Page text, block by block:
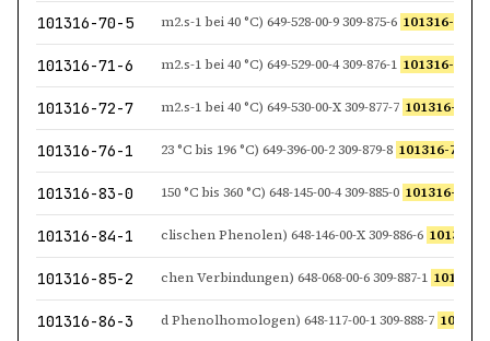
101316-70-5 m2.s-1 bei 40 °C) 649-528-00-9 309-875-6 101316-70-5
101316-71-6 m2.s-1 bei 40 °C) 649-529-00-4 309-876-1 101316-71-6
101316-72-7 m2.s-1 bei 40 °C) 649-530-00-X 309-877-7 101316-72-7
101316-76-1 23 °C bis 196 °C) 649-396-00-2 309-879-8 101316-76-1
101316-83-0 150 °C bis 360 °C) 648-145-00-4 309-885-0 101316-83-0
101316-84-1 clischen Phenolen) 648-146-00-X 309-886-6 101316-
101316-85-2 chen Verbindungen) 648-068-00-6 309-887-1 101316-
101316-86-3 d Phenolhomologen) 648-117-00-1 309-888-7